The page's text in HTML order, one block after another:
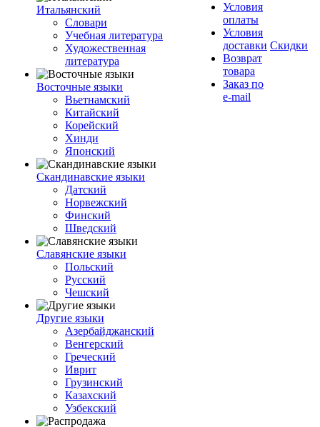
Итальянский
Словари
Учебная литература
Художественная
литература
Восточные языки
Вьетнамский
Китайский
Корейский
Хинди
Японский
Скандинавские языки
Датский
Норвежский
Финский
Шведский
Славянские языки
Польский
Русский
Чешский
Другие языки
Азербайджанский
Венгерский
Греческий
Иврит
Грузинский
Казахский
Узбекский
Условия
оплаты
Условия
доставки
Возврат
товара
Заказ по
e-mail
Скидки